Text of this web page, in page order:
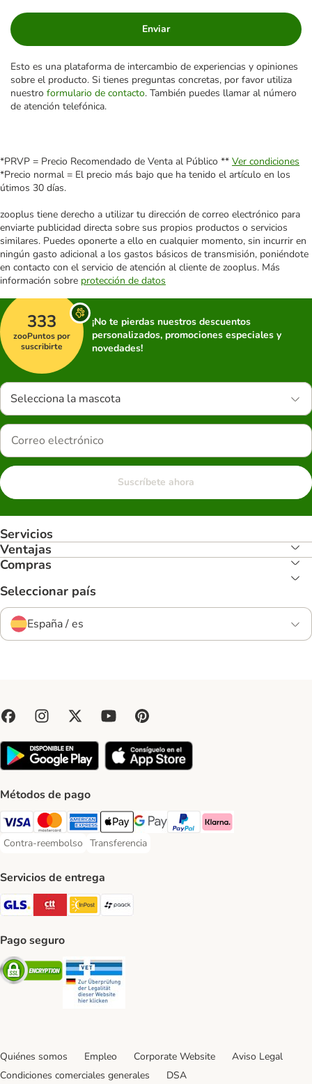
Enviar
Esto es una plataforma de intercambio de experiencias y opiniones
sobre el producto. Si tienes preguntas concretas, por favor utiliza
nuestro formulario de contacto. También puedes llamar al número
de atención telefónica.
*PRVP = Precio Recomendado de Venta al Público ** Ver condiciones
*Precio normal = El precio más bajo que ha tenido el artículo en los
útimos 30 días.
zooplus tiene derecho a utilizar tu dirección de correo electrónico para
enviarte publicidad directa sobre sus propios productos o servicios
similares. Puedes oponerte a ello en cualquier momento, sin incurrir en
ningún gasto adicional a los gastos básicos de transmisión, poniéndote
en contacto con el servicio de atención al cliente de zooplus. Más
información sobre protección de datos
333
zooPuntos por
suscribirte
¡No te pierdas nuestros descuentos
personalizados, promociones especiales y
novedades!
Selecciona la mascota
Suscríbete ahora
Servicios
Ventajas
Compras
Seleccionar país
España / es
Métodos de pago
Visa Payment Method
Mastercard Payment Method
American Express Payment Method
Apple Pay Payment Method
Google Pay Payment Method
PayPal Payment Method
Klarna Payment Method
Contra-reembolso
Contra-reembolso Payment Method
Transferencia
Transferencia Payment Method
Servicios de entrega
GLS Shipping Method
CTTExpress Shipping Method
InPost Shipping Method
Pago seguro
Security
Quiénes somos Empleo Corporate Website
Aviso Legal
Condiciones comerciales generales
DSA